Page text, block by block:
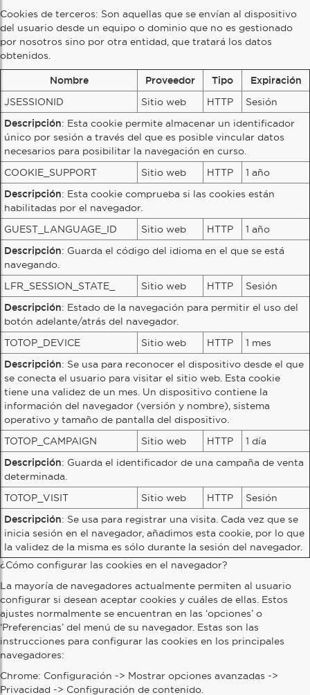
Cookies de terceros: Son aquellas que se envían al dispositivo
del usuario desde un equipo o dominio que no es gestionado
por nosotros sino por otra entidad, que tratará los datos
obtenidos.
Nombre
Proveedor Tipo
Expiración
JSESSIONID
Sitio web HTTP
Sesión
Descripción: Esta cookie permite almacenar un identificador
único por sesión a través del que es posible vincular datos
necesarios para posibilitar la navegación en curso.
COOKIE_SUPPORT
Sitio web HTTP
1 año
Descripción: Esta cookie comprueba si las cookies están
habilitadas por el navegador.
GUEST_LANGUAGE_ID
Sitio web HTTP
1 año
Descripción: Guarda el código del idioma en el que se está
navegando.
LFR_SESSION_STATE_
Sitio web HTTP
Sesión
Descripción: Estado de la navegación para permitir el uso del
botón adelante/atrás del navegador.
TOTOP_DEVICE
Sitio web HTTP
1 mes
Descripción: Se usa para reconocer el dispositivo desde el que
se conecta el usuario para visitar el sitio web. Esta cookie
tiene una validez de un mes. Un dispositivo contiene la
información del navegador (versión y nombre), sistema
operativo y tamaño de pantalla del dispositivo.
TOTOP_CAMPAIGN
Sitio web HTTP
1 día
Descripción: Guarda el identificador de una campaña de venta
determinada.
TOTOP_VISIT
Sitio web HTTP
Sesión
Descripción: Se usa para registrar una visita. Cada vez que se
inicia sesión en el navegador, añadimos esta cookie, por lo que
la validez de la misma es sólo durante la sesión del navegador.
¿Cómo configurar las cookies en el navegador?
La mayoría de navegadores actualmente permiten al usuario
configurar si desean aceptar cookies y cuáles de ellas. Estos
ajustes normalmente se encuentran en las ‘opciones’ o
‘Preferencias’ del menú de su navegador. Estas son las
instrucciones para configurar las cookies en los principales
navegadores:
Chrome: Configuración -> Mostrar opciones avanzadas ->
Privacidad -> Configuración de contenido.